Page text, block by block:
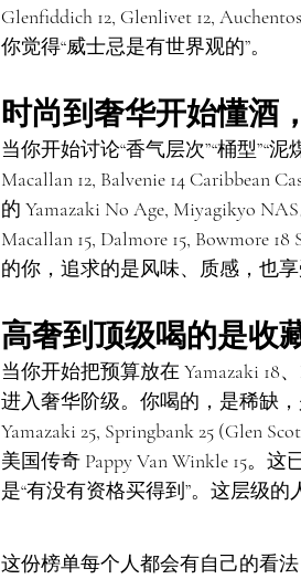
Glenfiddich 12, Glenlivet 12,
你觉得“威士忌是有世界观的”。
时尚到奢华开始懂酒
当你开始讨论“香气层次”“桶型”“
Macallan 12, Balvenie 14 Caribbean
的 Yamazaki No Age, Miyagikyo
Macallan 15, Dalmore 15, Bowmore
的你，追求的是风味、质感，也享
高奢到顶级喝的是收
当你开始把预算放在 Yamazaki 18
进入奢华阶级。你喝的，是稀缺
Yamazaki 25, Springbank 25 (Glen
美国传奇 Pappy Van Winkle 15。
是“有没有资格买得到”。这层级的
这份榜单每个人都会有自己的看